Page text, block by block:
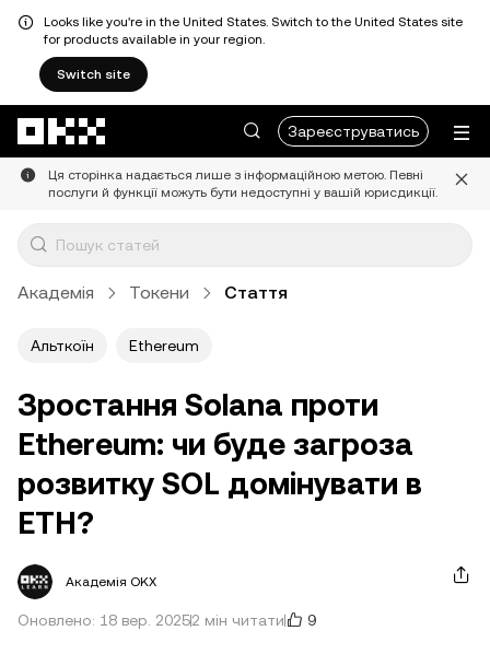
Looks like you're in the United States. Switch to the United States site
for products available in your region.
Switch site
Зареєструватись
Ця сторінка надається лише з інформаційною метою. Певні
послуги й функції можуть бути недоступні у вашій юрисдикції.
Академія Токени Стаття
Альткоїн Ethereum
Зростання Solana проти
Ethereum: чи буде загроза
розвитку SOL домінувати в
ETH?
Академія OKX
Оновлено: 18 вер. 20252 мін читати 9